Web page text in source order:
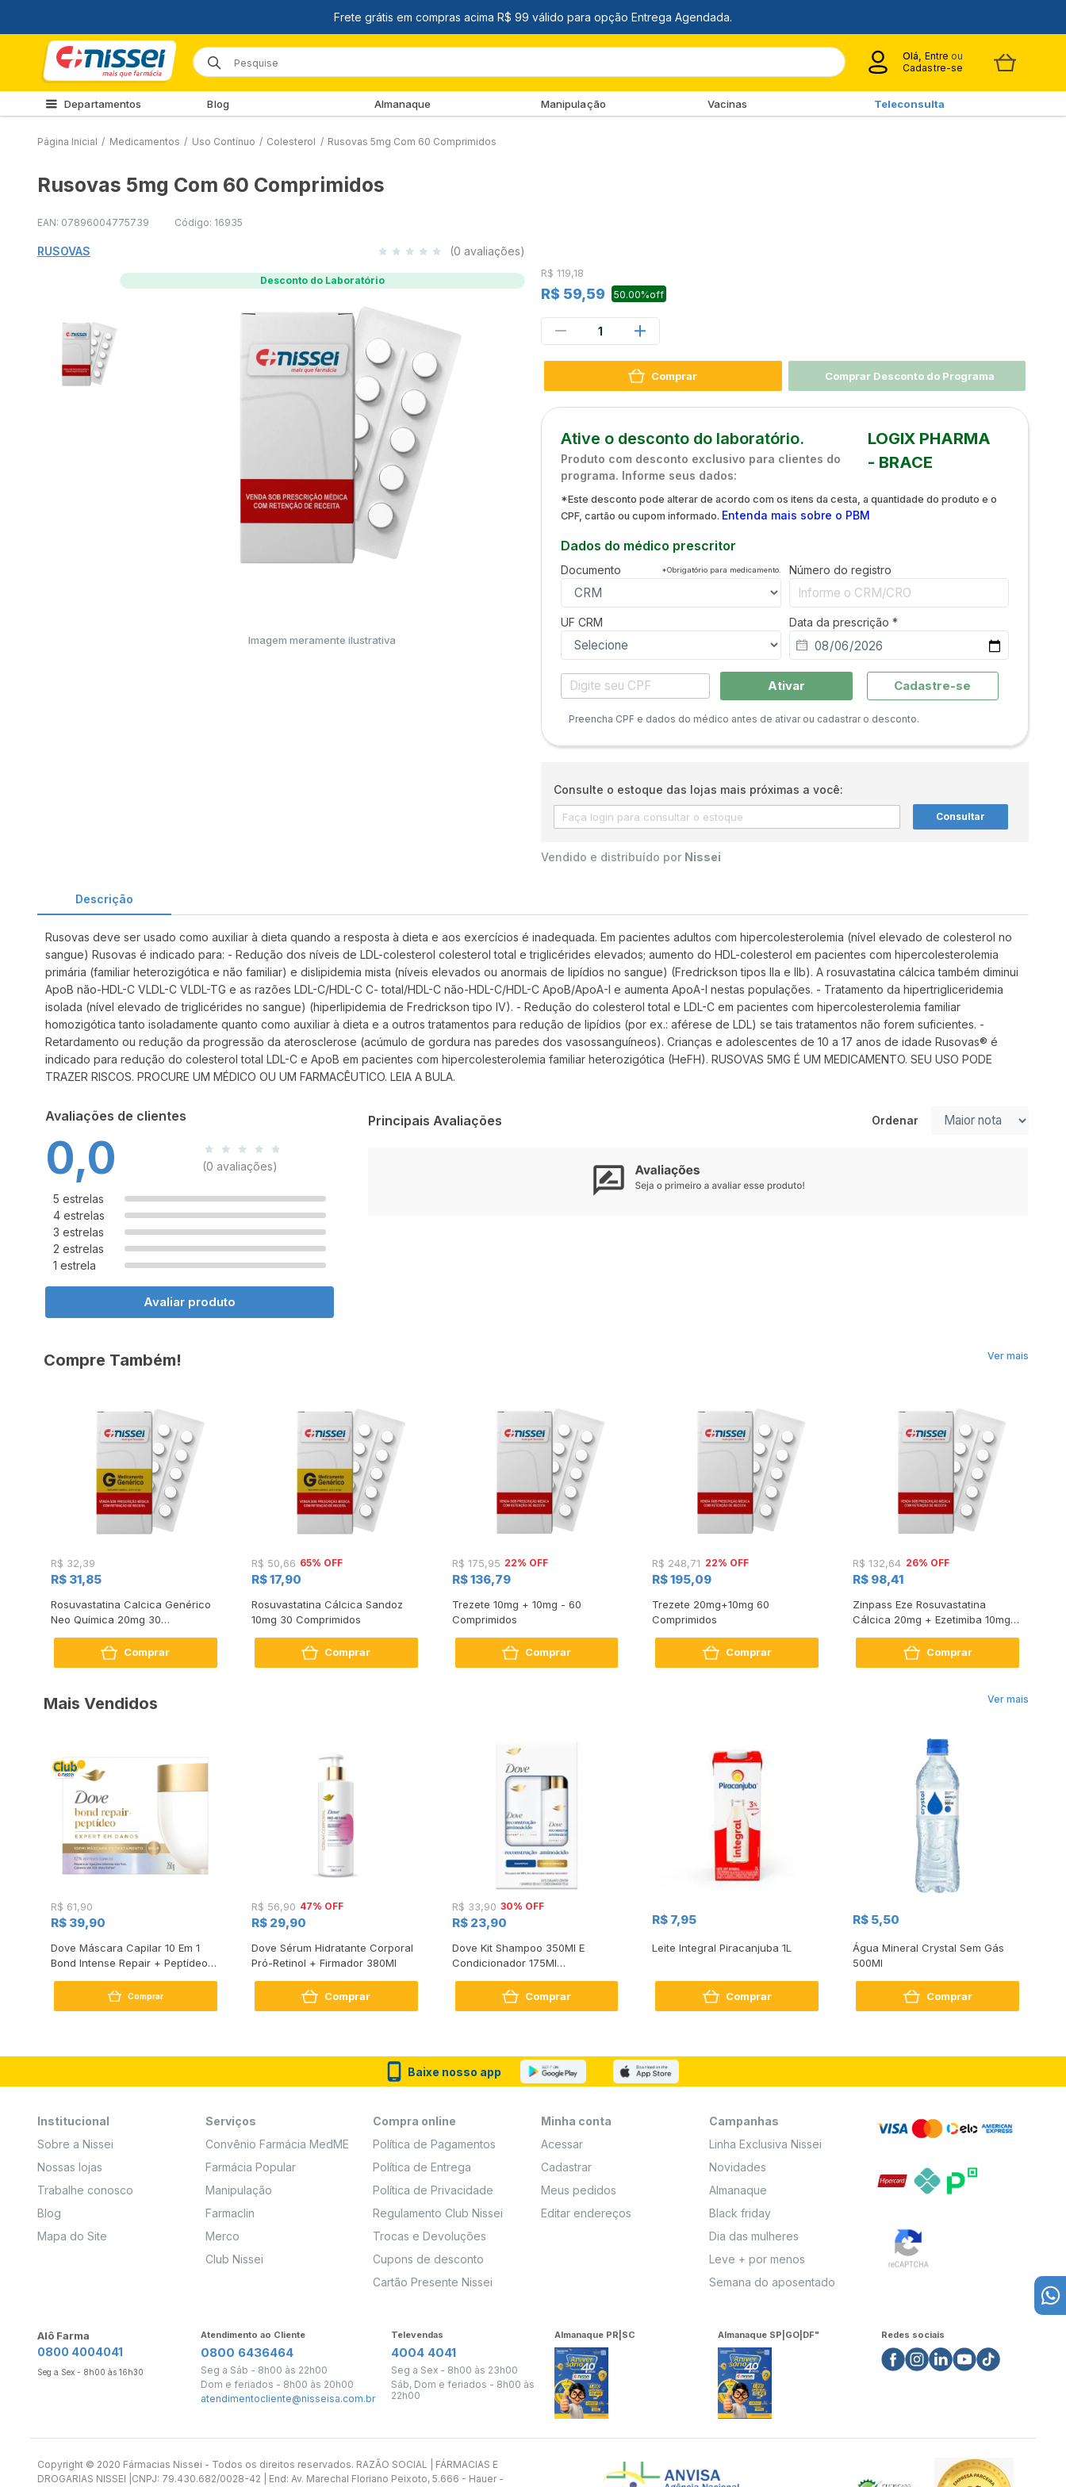
Olá, Entre ou
Cadastre-se
Departamentos Blog Almanaque Manipulação Vacinas Teleconsulta
Página Inicial / Medicamentos / Uso Contínuo / Colesterol / Rusovas 5mg Com 60 Comprimidos
Rusovas 5mg Com 60 Comprimidos
EAN: 07896004775739 Código: 16935
RUSOVAS (0 avaliações)
Desconto do Laboratório
Imagem meramente ilustrativa
R$ 119,18
R$ 59,59 50.00%off
1
Comprar Comprar Desconto do Programa
Ative o desconto do laboratório.
Produto com desconto exclusivo para clientes do
programa. Informe seus dados:
LOGIX PHARMA
- BRACE
*Este desconto pode alterar de acordo com os itens da cesta, a quantidade do produto e o
CPF, cartão ou cupom informado. Entenda mais sobre o PBM
Dados do médico prescritor
Documento *Obrigatório para medicamento. Número do registro
UF CRM Data da prescrição *
Ativar Cadastre-se
Preencha CPF e dados do médico antes de ativar ou cadastrar o desconto.
Consulte o estoque das lojas mais próximas a você:
Consultar
Vendido e distribuído por Nissei
Descrição
Rusovas deve ser usado como auxiliar à dieta quando a resposta à dieta e aos exercícios é inadequada. Em pacientes adultos com hipercolesterolemia (nível elevado de colesterol no
sangue) Rusovas é indicado para: - Redução dos níveis de LDL-colesterol colesterol total e triglicérides elevados; aumento do HDL-colesterol em pacientes com hipercolesterolemia
primária (familiar heterozigótica e não familiar) e dislipidemia mista (níveis elevados ou anormais de lipídios no sangue) (Fredrickson tipos IIa e IIb). A rosuvastatina cálcica também diminui
ApoB não-HDL-C VLDL-C VLDL-TG e as razões LDL-C/HDL-C C- total/HDL-C não-HDL-C/HDL-C ApoB/ApoA-I e aumenta ApoA-I nestas populações. - Tratamento da hipertrigliceridemia
isolada (nível elevado de triglicérides no sangue) (hiperlipidemia de Fredrickson tipo IV). - Redução do colesterol total e LDL-C em pacientes com hipercolesterolemia familiar
homozigótica tanto isoladamente quanto como auxiliar à dieta e a outros tratamentos para redução de lipídios (por ex.: aférese de LDL) se tais tratamentos não forem suficientes. -
Retardamento ou redução da progressão da aterosclerose (acúmulo de gordura nas paredes dos vasossanguíneos). Crianças e adolescentes de 10 a 17 anos de idade Rusovas® é
indicado para redução do colesterol total LDL-C e ApoB em pacientes com hipercolesterolemia familiar heterozigótica (HeFH). RUSOVAS 5MG É UM MEDICAMENTO. SEU USO PODE
TRAZER RISCOS. PROCURE UM MÉDICO OU UM FARMACÊUTICO. LEIA A BULA.
Avaliações de clientes
0,0 (0 avaliações)
5 estrelas
4 estrelas
3 estrelas
2 estrelas
1 estrela
Avaliar produto
Principais Avaliações Ordenar
Ver mais
Compre Também!
R$ 32,39
R$ 31,85
Rosuvastatina Calcica Genérico
Neo Química 20mg 30
Comprar
R$ 50,66 65% OFF
R$ 17,90
Rosuvastatina Cálcica Sandoz
10mg 30 Comprimidos
Comprar
R$ 175,95 22% OFF
R$ 136,79
Trezete 10mg + 10mg - 60
Comprimidos
Comprar
R$ 248,71 22% OFF
R$ 195,09
Trezete 20mg+10mg 60
Comprimidos
Comprar
R$ 132,64 26% OFF
R$ 98,41
Zinpass Eze Rosuvastatina
Cálcica 20mg + Ezetimiba 10mg
Comprar
Ver mais
Mais Vendidos
R$ 61,90
R$ 39,90
Dove Máscara Capilar 10 Em 1
Bond Intense Repair + Peptídeo
250G
Comprar
R$ 56,90 47% OFF
R$ 29,90
Dove Sérum Hidratante Corporal
Pró-Retinol + Firmador 380Ml
Comprar
R$ 33,90 30% OFF
R$ 23,90
Dove Kit Shampoo 350Ml E
Condicionador 175Ml
Reconstrução + Aminoácido
Comprar
R$ 7,95
Leite Integral Piracanjuba 1L
Comprar
R$ 5,50
Água Mineral Crystal Sem Gás
500Ml
Comprar
Baixe nosso app
Institucional
Sobre a Nissei
Nossas lojas
Trabalhe conosco
Blog
Mapa do Site
Serviços
Convênio Farmácia MedME
Farmácia Popular
Manipulação
Farmaclin
Merco
Club Nissei
Compra online
Política de Pagamentos
Política de Entrega
Política de Privacidade
Regulamento Club Nissei
Trocas e Devoluções
Cupons de desconto
Cartão Presente Nissei
Minha conta
Acessar
Cadastrar
Meus pedidos
Editar endereços
Campanhas
Linha Exclusiva Nissei
Novidades
Almanaque
Black friday
Dia das mulheres
Leve + por menos
Semana do aposentado
Alô Farma
0800 4004041
Seg a Sex - 8h00 às 16h30
Atendimento ao Cliente
0800 6436464
Seg a Sáb - 8h00 às 22h00
Dom e feriados - 8h00 às 20h00
atendimentocliente@nisseisa.com.br
Televendas
4004 4041
Seg a Sex - 8h00 às 23h00
Sáb, Dom e feriados - 8h00 às
22h00
Almanaque PR|SC Almanaque SP|GO|DF" Redes sociais
Copyright ©️ 2020 Fármacias Nissei - Todos os direitos reservados. RAZÃO SOCIAL | FÁRMACIAS E
DROGARIAS NISSEI |CNPJ: 79.430.682/0028-42 | End: Av. Marechal Floriano Peixoto, 5.666 - Hauer -